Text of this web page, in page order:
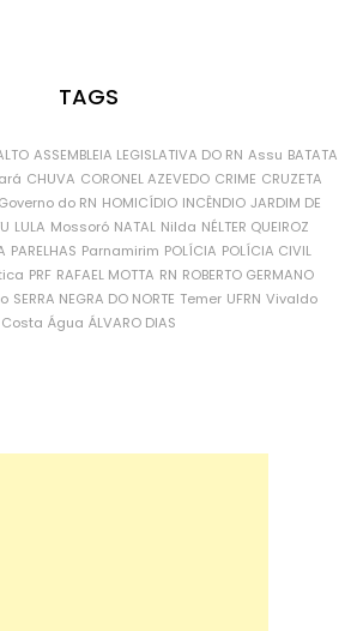
TAGS
ASSEMBLEIA LEGISLATIVA DO RN Assu BATATA
CHUVA CORONEL AZEVEDO CRIME CRUZETA
Governo do RN HOMICÍDIO INCÊNDIO JARDIM DE
LULA Mossoró NATAL Nilda NÉLTER QUEIROZ
PARELHAS Parnamirim POLÍCIA POLÍCIA CIVIL
PRF RAFAEL MOTTA RN ROBERTO GERMANO
SERRA NEGRA DO NORTE Temer UFRN Vivaldo
Costa Água ÁLVARO DIAS